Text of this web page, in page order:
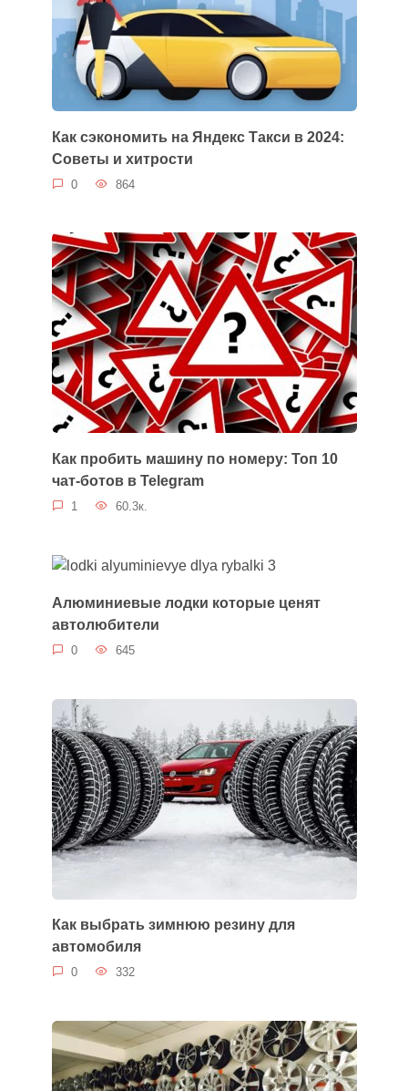
Как сэкономить на Яндекс Такси в 2024:
Советы и хитрости
0 864
Как пробить машину по номеру: Топ 10
чат-ботов в Telegram
1 60.3к.
Алюминиевые лодки которые ценят
автолюбители
0 645
Как выбрать зимнюю резину для
автомобиля
0 332